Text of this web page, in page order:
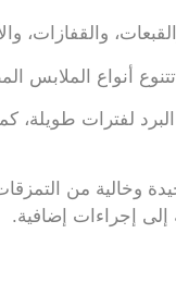
والقفازات،
أنواع الملابس
لفترات طويلة،
وخالية من
إلى إجراءات إضافية.